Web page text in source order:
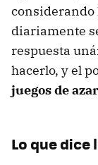
considerando
diariamente
respuesta
hacerlo, y el
juegos de azar
Lo que dice